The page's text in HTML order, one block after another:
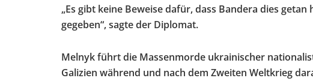
„Es gibt keine Beweise dafür, dass Bandera dies
gegeben“, sagte der Diplomat.
Melnyk führt die Massenmorde ukrainischer
Galizien während und nach dem Zweiten Weltkrieg